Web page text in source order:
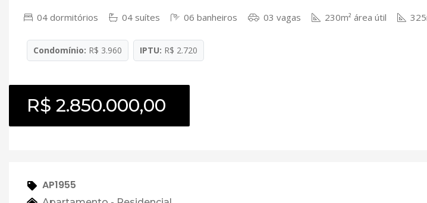
04 dormitórios 04 suítes 06 banheiros 03 vagas 230m² área útil
Condomínio: R$ 3.960 IPTU: R$ 2.720
R$ 2.850.000,00
AP1955